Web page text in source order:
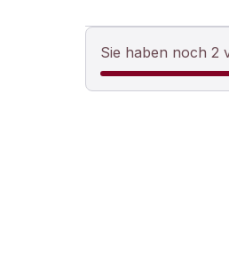
Sie haben noch 2